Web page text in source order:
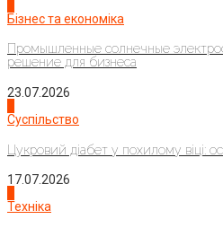
Бізнес та економіка
Промышленные солнечные
решение для бизнеса
23.07.2026
Суспільство
Цукровий діабет у похилому віці:
17.07.2026
Техніка